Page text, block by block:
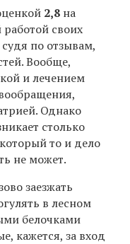
2,8 на
своих
по отзывам,
Вообще,
и лечением
Однако
столько
то и дело
не может.
заезжать
в лесном
белочками
кажется, за вход